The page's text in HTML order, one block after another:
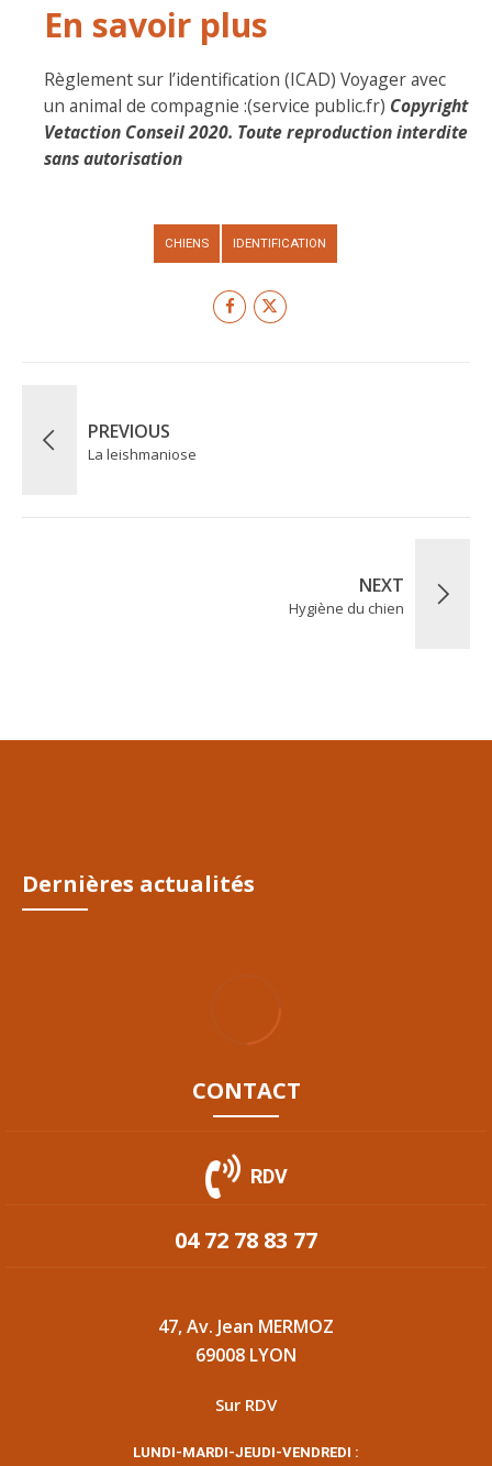
En savoir plus
Règlement sur l’identification (ICAD) Voyager avec
un animal de compagnie :(service public.fr) Copyright
Vetaction Conseil 2020. Toute reproduction interdite
sans autorisation
CHIENS IDENTIFICATION
PREVIOUS
La leishmaniose
NEXT
Hygiène du chien
Dernières actualités
CONTACT
RDV
04 72 78 83 77
47, Av. Jean MERMOZ
69008 LYON
Sur RDV
LUNDI-MARDI-JEUDI-VENDREDI :